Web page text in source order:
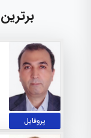
پروفایل